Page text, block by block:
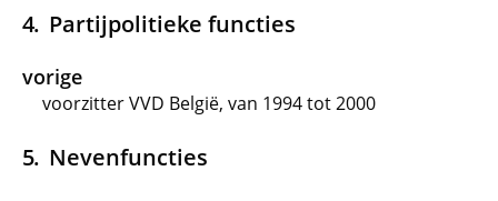
Partijpolitieke functies
vorige
voorzitter VVD België, van 1994 tot 2000
Nevenfuncties